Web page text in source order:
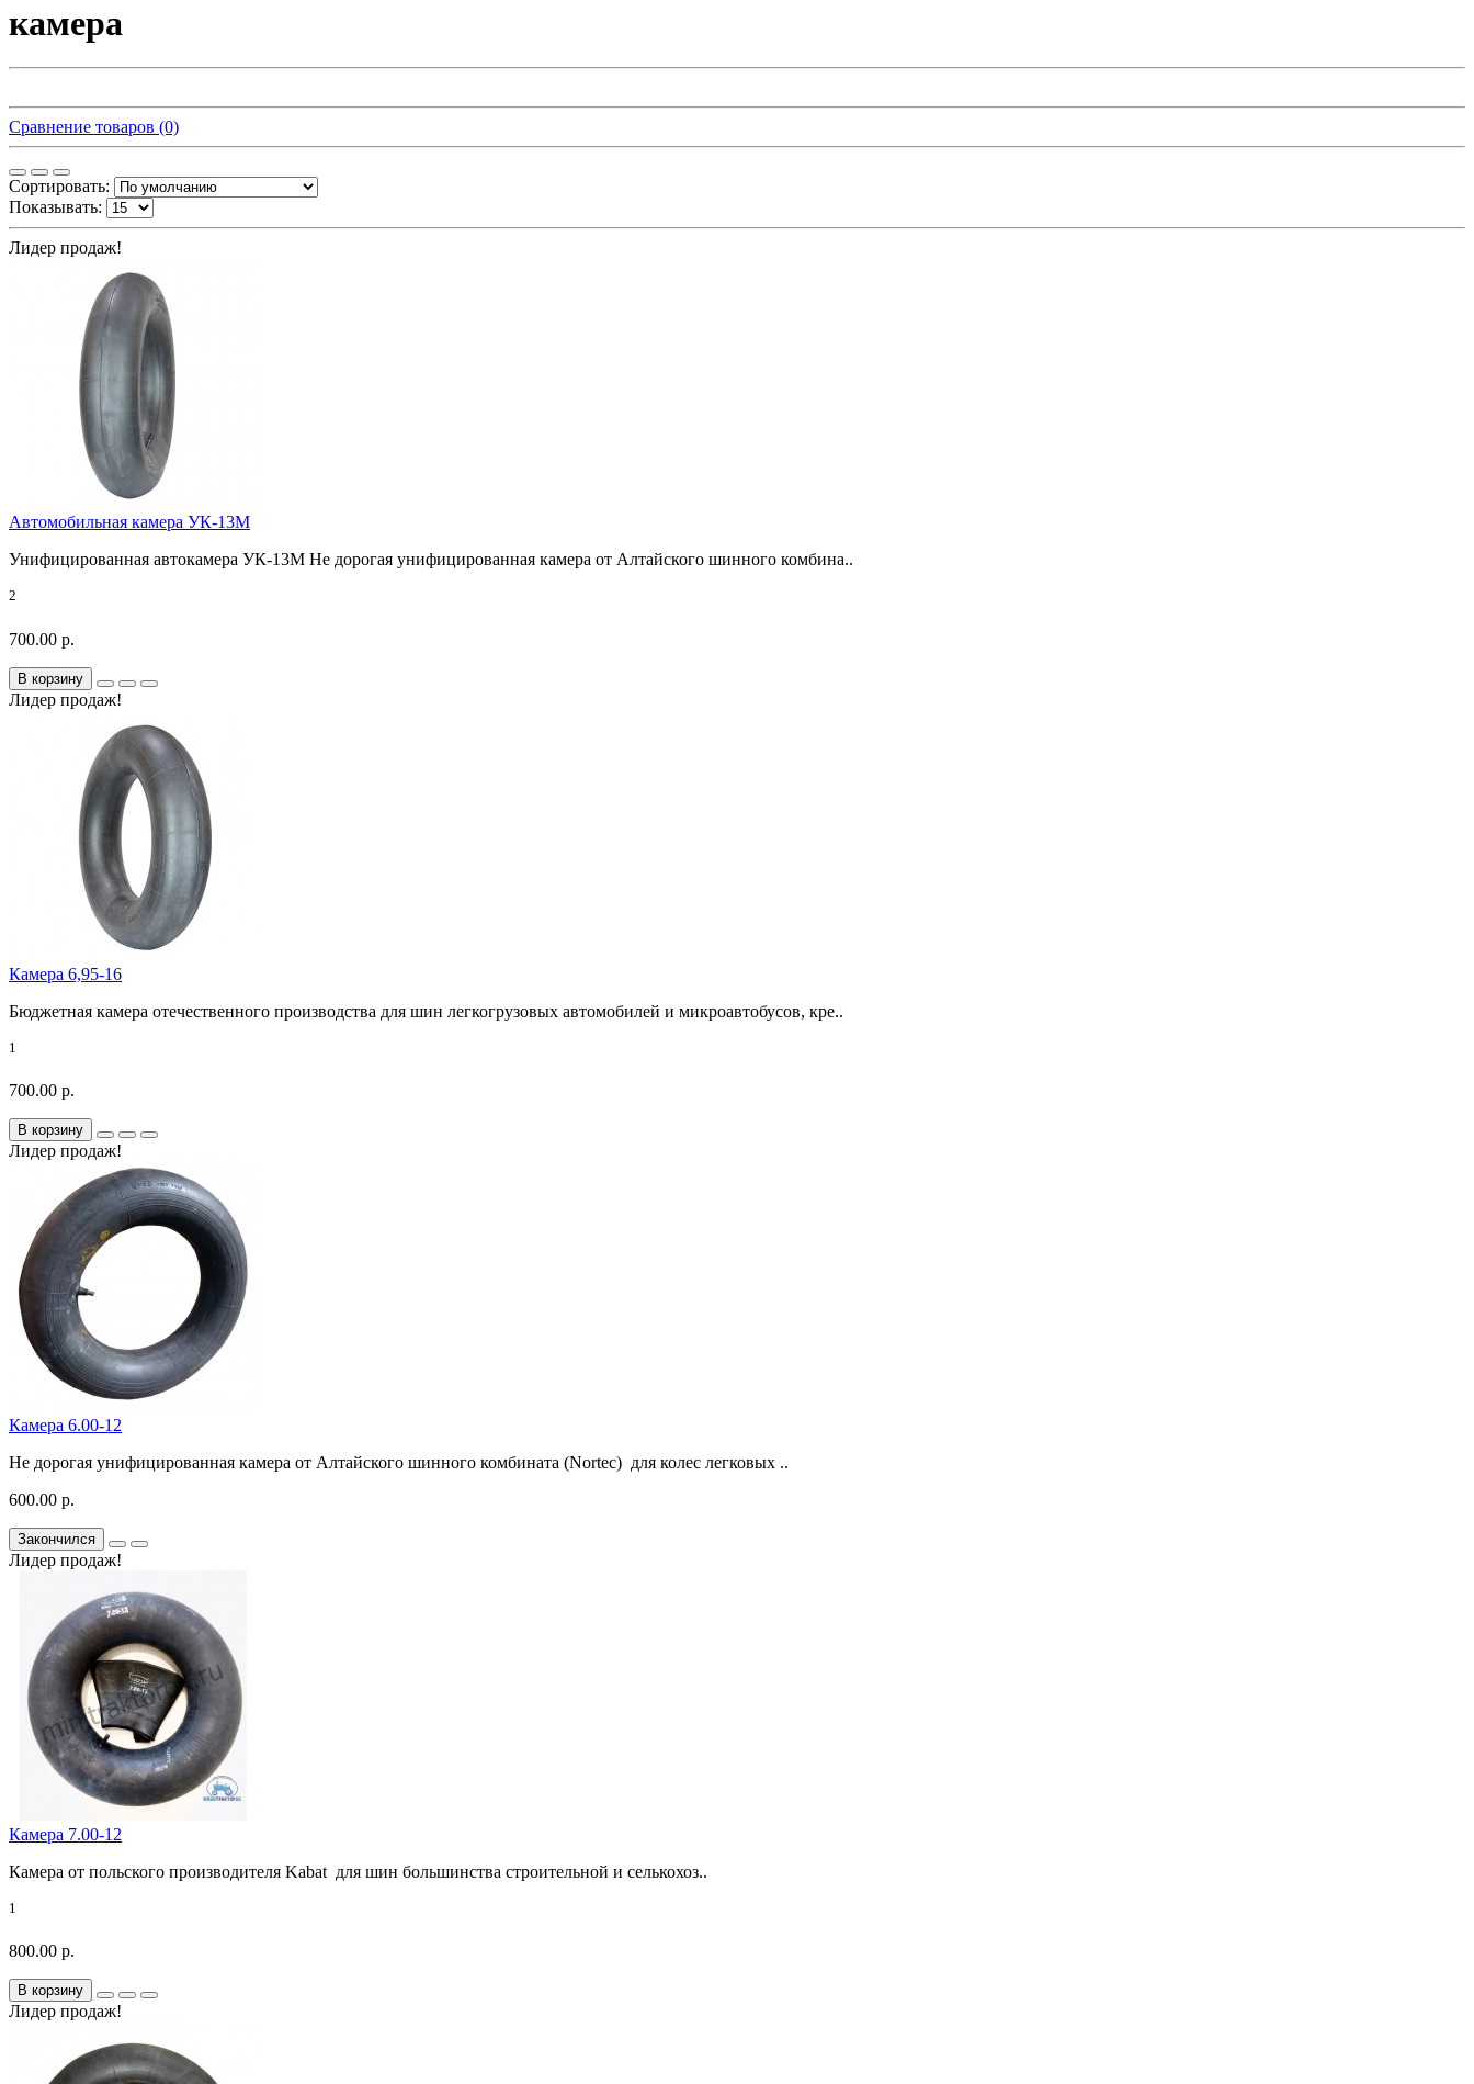
камера
Сравнение товаров (0)
Сортировать:
Показывать:
Лидер продаж!
Автомобильная камера УК-13М
Унифицированная автокамера УК-13М Не дорогая унифицированная камера от Алтайского шинного комбина..
2
700.00 р.
В корзину
Лидер продаж!
Камера 6,95-16
Бюджетная камера отечественного производства для шин легкогрузовых автомобилей и микроавтобусов, кре..
1
700.00 р.
В корзину
Лидер продаж!
Камера 6.00-12
Не дорогая унифицированная камера от Алтайского шинного комбината (Nortec) для колес легковых ..
600.00 р.
Закончился
Лидер продаж!
Камера 7.00-12
Камера от польского производителя Kabat для шин большинства строительной и селькохоз..
1
800.00 р.
В корзину
Лидер продаж!